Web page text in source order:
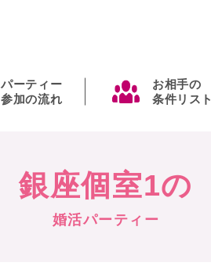
パーティー
参加の流れ
お相手の
条件リスト
銀座個室1の
婚活パーティー